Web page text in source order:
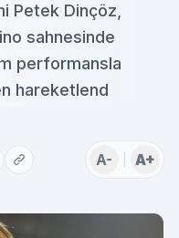
Petek Dinçöz,
sahnesinde
performansla
hareketlend
A- A+